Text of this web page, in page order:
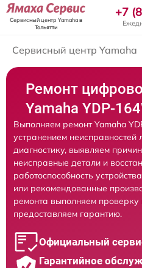
Сервисный центр Yamahaв
Тольятти
+7
Сервисный центр Yamaha
Ремонт
Yamaha YDP-
Выполняем ремонт Yamaha
устранением
диагностику, выявляем
неисправные детали и
работоспособность
или рекомендованные
ремонта выполняем
предоставляем гарантию.
Официальный
Гарантийное